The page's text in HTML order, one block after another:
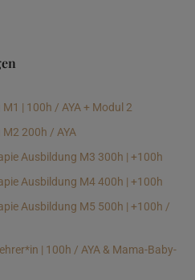
| 100h / AYA + Modul 2
200h / AYA
Ausbildung M3 300h | +100h
Ausbildung M4 400h | +100h
Ausbildung M5 500h | +100h /
| 100h / AYA & Mama-Baby-